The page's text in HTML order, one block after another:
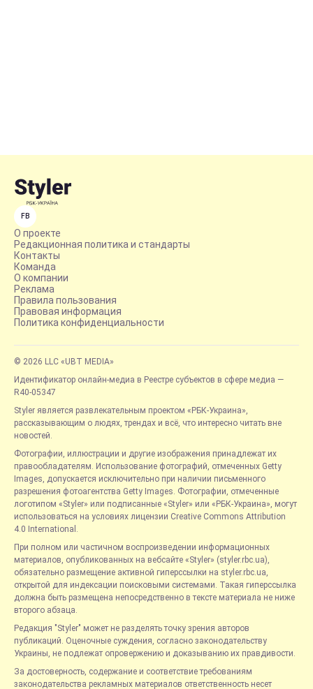
FB
О проекте
Редакционная политика и стандарты
Контакты
Команда
О компании
Реклама
Правила пользования
Правовая информация
Политика конфиденциальности
© 2026 LLC «UBT MEDIA»
Идентификатор онлайн-медиа в Реестре субъектов в сфере медиа —
R40-05347
Styler является развлекательным проектом «РБК-Украина»,
рассказывающим о людях, трендах и всё, что интересно читать вне
новостей.
Фотографии, иллюстрации и другие изображения принадлежат их
правообладателям. Использование фотографий, отмеченных Getty
Images, допускается исключительно при наличии письменного
разрешения фотоагентства Getty Images. Фотографии, отмеченные
логотипом «Styler» или подписанные «Styler» или «РБК-Украина», могут
использоваться на условиях лицензии Creative Commons Attribution
4.0 International.
При полном или частичном воспроизведении информационных
материалов, опубликованных на вебсайте «Styler» (styler.rbc.ua),
обязательно размещение активной гиперссылки на styler.rbc.ua,
открытой для индексации поисковыми системами. Такая гиперссылка
должна быть размещена непосредственно в тексте материала не ниже
второго абзаца.
Редакция "Styler" может не разделять точку зрения авторов
публикаций. Оценочные суждения, согласно законодательству
Украины, не подлежат опровержению и доказыванию их правдивости.
За достоверность, содержание и соответствие требованиям
законодательства рекламных материалов ответственность несет